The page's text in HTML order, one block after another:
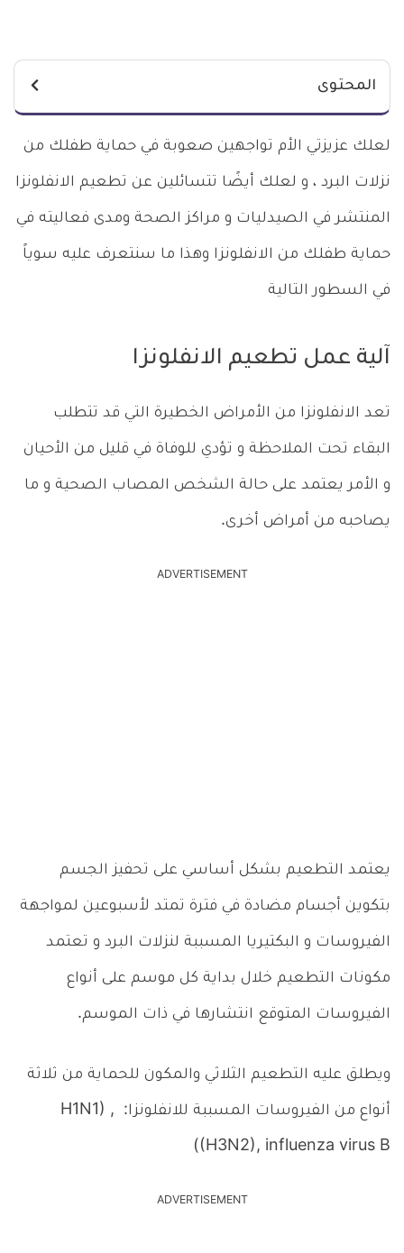
المحتوى
لعلك عزيزتي الأم تواجهين صعوبة في حماية طفلك من
نزلات البرد ، و لعلك أيضًا تتسائلين عن تطعيم الانفلونزا
المنتشر في الصيدليات و مراكز الصحة ومدى فعاليته في
حماية طفلك من الانفلونزا وهذا ما سنتعرف عليه سوياً
في السطور التالية
آلية عمل تطعيم الانفلونزا
تعد الانفلونزا من الأمراض الخطيرة التي قد تتطلب
البقاء تحت الملاحظة و تؤدي للوفاة في قليل من الأحيان
و الأمر يعتمد على حالة الشخص المصاب الصحية و ما
يصاحبه من أمراض أخرى.
ADVERTISEMENT
يعتمد التطعيم بشكل أساسي على تحفيز الجسم
بتكوين أجسام مضادة في فترة تمتد لأسبوعين لمواجهة
الفيروسات و البكتيريا المسببة لنزلات البرد و تعتمد
مكونات التطعيم خلال بداية كل موسم على أنواع
الفيروسات المتوقع انتشارها في ذات الموسم.
ويطلق عليه التطعيم الثلاثي والمكون للحماية من ثلاثة
أنواع من الفيروسات المسببة للانفلونزا: H1N1) ,
(H3N2), influenza virus B)
ADVERTISEMENT